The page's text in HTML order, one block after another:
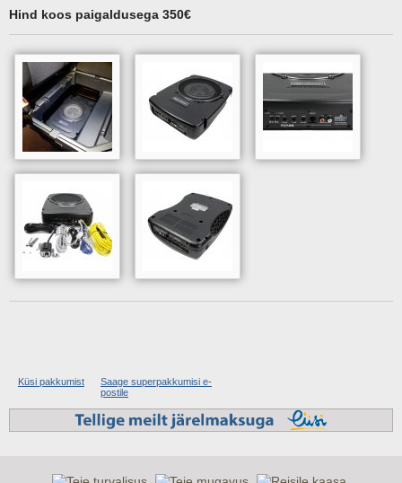
Hind koos paigaldusega 350€
Küsi pakkumist
Saage superpakkumisi e-
postile